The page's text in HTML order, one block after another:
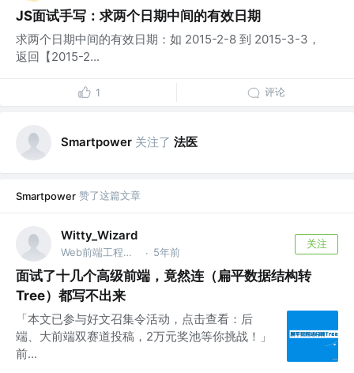
JS面试手写：求两个日期中间的有效日期
求两个日期中间的有效日期：如 2015-2-8 到 2015-3-3，
返回【2015-2...
1 评论
Smartpower 关注了 法医
Smartpower 赞了这篇文章
Witty_Wizard
Web前端工程师 @公号|前端有话说 · 5年前
关注
面试了十几个高级前端，竟然连（扁平数据结构转
Tree）都写不出来
「本文已参与好文召集令活动，点击查看：后
端、大前端双赛道投稿，2万元奖池等你挑战！」
前...